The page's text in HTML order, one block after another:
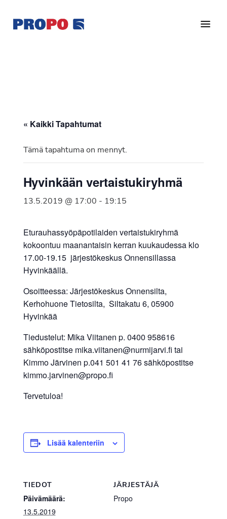
pääsisältöön
alatunnisteeseen
Ry
vuonna
Suomen
« Kaikki Tapahtumat
Tämä tapahtuma on mennyt.
Hyvinkään vertaistukiryhmä
13.5.2019 @ 17:00 - 19:15
Eturauhassyöpäpotilaiden vertaistukiryhmä
kokoontuu maanantaisin kerran kuukaudessa klo
17.00-19.15 järjestökeskus Onnensillassa
Hyvinkäällä.
Osoitteessa: Järjestökeskus Onnensilta,
Kerhohuone Tietosilta, Siltakatu 6, 05900
Hyvinkää
Tiedustelut: Mika Viitanen p. 0400 958616
sähköpostitse mika.viitanen@nurmijarvi.fi tai
Kimmo Järvinen p.041 501 41 76 sähköpostitse
kimmo.jarvinen@propo.fi
Tervetuloa!
Lisää kalenteriin
TIEDOT
Päivämäärä:
13.5.2019
JÄRJESTÄJÄ
Propo